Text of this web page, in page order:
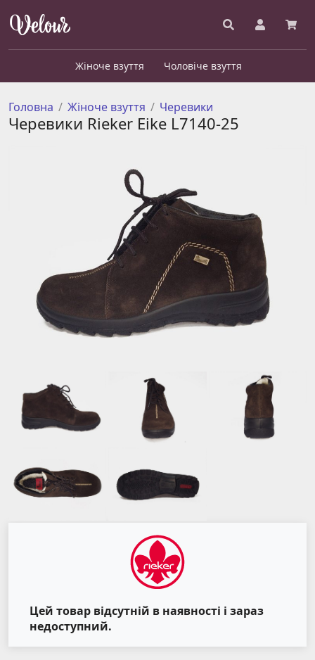
Жіноче взуття Чоловіче взуття
Головна Жіноче взуття Черевики
Черевики Rieker Eike L7140-25
Цей товар відсутній в наявності і зараз
недоступний.